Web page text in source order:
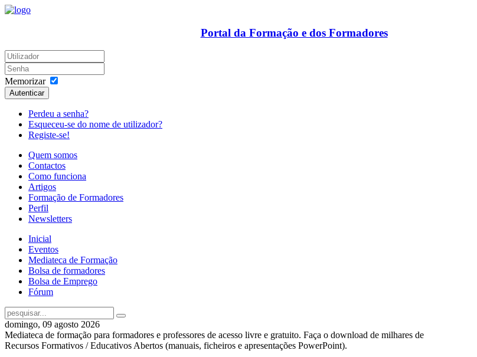
Portal da Formação e dos Formadores
Memorizar
Autenticar
Perdeu a senha?
Esqueceu-se do nome de utilizador?
Registe-se!
Quem somos
Contactos
Como funciona
Artigos
Formação de Formadores
Perfil
Newsletters
Inicial
Eventos
Mediateca de Formação
Bolsa de formadores
Bolsa de Emprego
Fórum
domingo, 09 agosto 2026
Mediateca de formação para formadores e professores de acesso livre e gratuito. Faça o download de milhares de
Recursos Formativos / Educativos Abertos (manuais, ficheiros e apresentações PowerPoint).